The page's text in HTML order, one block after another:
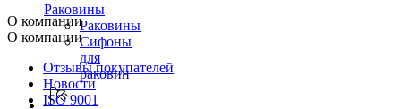
Раковины
Раковины
Сифоны
для
раковин
О компании
О компании
Отзывы покупателей
Новости
ISO 9001